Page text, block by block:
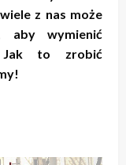
z nas może
aby wymienić
Jak to zrobić